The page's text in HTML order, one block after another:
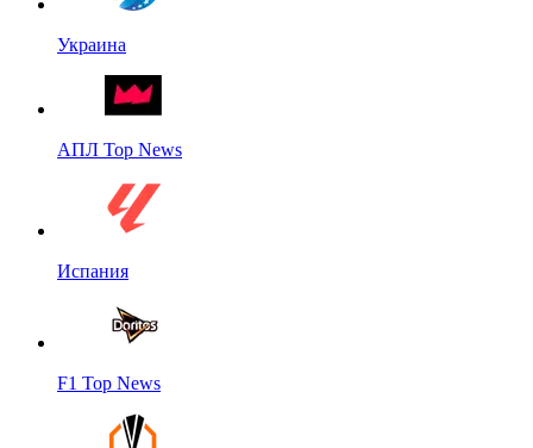
Украина
АПЛ Top News
Испания
F1 Top News